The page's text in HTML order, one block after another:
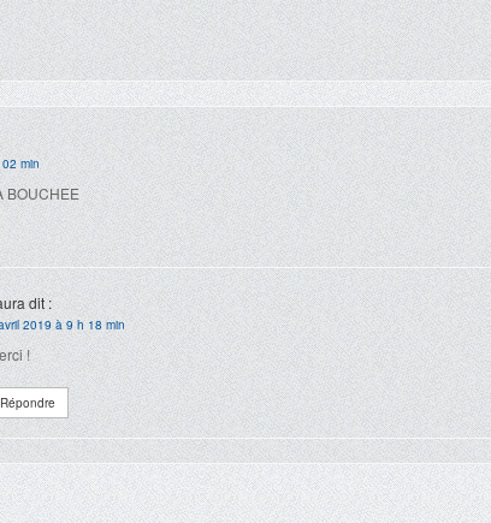
min
BOUCHEE
dit :
2019 à 9 h 18 min
!
Répondre